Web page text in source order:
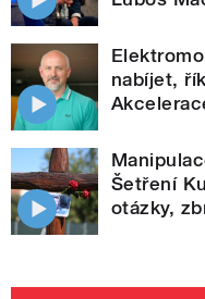
nabíjet,
Šetření
otázky,